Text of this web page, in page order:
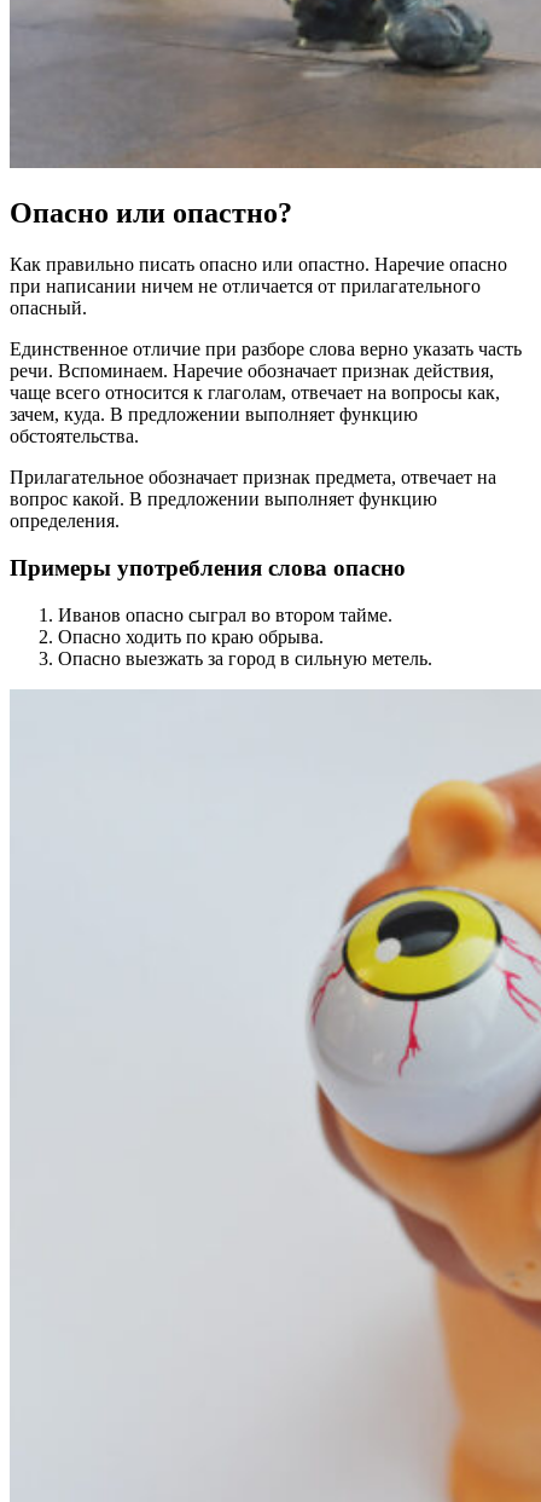
Опасно или опастно?
Как правильно писать опасно или опастно. Наречие опасно
при написании ничем не отличается от прилагательного
опасный.
Единственное отличие при разборе слова верно указать часть
речи. Вспоминаем. Наречие обозначает признак действия,
чаще всего относится к глаголам, отвечает на вопросы как,
зачем, куда. В предложении выполняет функцию
обстоятельства.
Прилагательное обозначает признак предмета, отвечает на
вопрос какой. В предложении выполняет функцию
определения.
Примеры употребления слова опасно
Иванов опасно сыграл во втором тайме.
Опасно ходить по краю обрыва.
Опасно выезжать за город в сильную метель.